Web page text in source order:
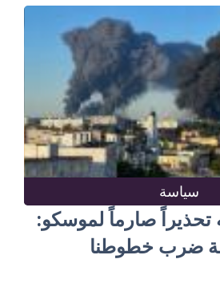
سياسة
تحذيراً صارماً لموسكو:
ضرب خطوطنا